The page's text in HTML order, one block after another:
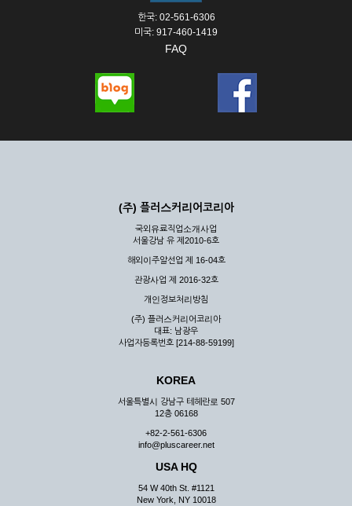
한국: 02-561-6306
미국: 917-460-1419
FAQ
(주) 플러스커리어코리아
국외유료직업소개사업
서울강남 유 제2010-6호
해외이주알선업 제 16-04호
관광사업 제 2016-32호
개인정보처리방침
(주) 플러스커리어코리아
대표: 남광우
사업자등록번호 [214-88-59199]
KOREA
서울특별시 강남구 테헤란로 507
12층 06168
+82-2-561-6306
info@pluscareer.net
USA HQ
54 W 40th St. #1121
New York, NY 10018